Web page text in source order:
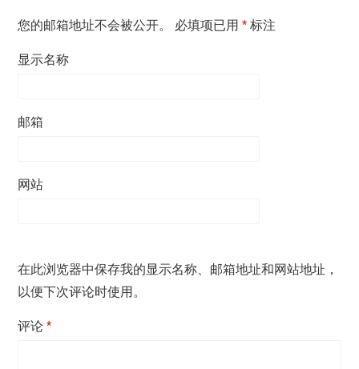
您的邮箱地址不会被公开。 必填项已用* 标注
显示名称
邮箱
网站
在此浏览器中保存我的显示名称、邮箱地址和网站地址，
以便下次评论时使用。
评论*